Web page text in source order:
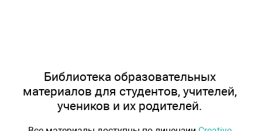
Библиотека образовательных
материалов для студентов, учителей,
учеников и их родителей.